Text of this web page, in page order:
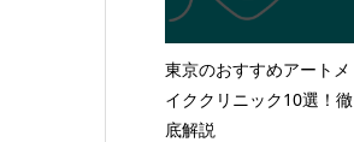
東京のおすすめアートメ
イククリニック10選！徹
底解説